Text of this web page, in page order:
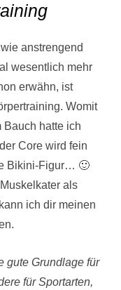
anstrengend
wesentlich mehr
erwähn, ist
Womit
Bauch hatte ich
Core wird fein
Bikini-Figur… 🙂
als
ich dir meinen
gute Grundlage für
für Sportarten,